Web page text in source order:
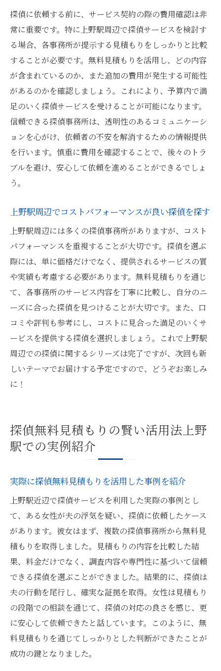
探偵に依頼する前に、サービス契約の際の費用確認は非
常に重要です。特に上野駅周辺で探偵サービスを検討す
る場合、各事務所が提示する見積もりをしっかりと比較
することが必要です。無料見積もりを活用し、どの内容
が含まれているのか、また追加の費用が発生する可能性
があるのかを確認しましょう。これにより、予算内で満
足のいく探偵サービスを受けることが可能になります。
信頼できる探偵事務所は、透明性のあるコミュニケーシ
ョンを心がけ、依頼者の不安を解消するための情報提供
を行います。慎重に費用を確認することで、後々のトラ
ブルを避け、安心して依頼を進めることができるでしょ
う。
上野駅周辺でコストパフォーマンスが良い探偵を探す
上野駅周辺には多くの探偵事務所がありますが、コスト
パフォーマンスを重視することが大切です。探偵を選ぶ
際には、単に価格だけでなく、提供されるサービスの質
や実績も考慮する必要があります。無料見積もりを通じ
て、各事務所のサービス内容を丁寧に比較し、自分のニ
ーズに合った探偵を見つけることが大切です。また、口
コミや評判も参考にし、コストに見合った満足のいくサ
ービスを提供する探偵を選択しましょう。これで上野駅
周辺での探偵に関するシリーズは完了ですが、次回も新
しいテーマでお届けする予定ですので、どうぞお楽しみ
に！
探偵無料見積もりの賢い活用法上野
駅での実例紹介
実際に探偵無料見積もりを活用した事例を紹介
上野駅近辺で探偵サービスを利用した実際の事例とし
て、ある女性が夫の浮気を疑い、探偵に依頼したケース
があります。彼女はまず、複数の探偵事務所から無料見
積もりを取得しました。見積もりの内容を比較した結
果、料金だけでなく、調査内容や専門性に基づいて信頼
できる探偵を選ぶことができました。結果的に、探偵は
夫の行動を尾行し、確実な証拠を取得。女性は見積もり
の段階での相談を通じて、探偵の対応の良さを感じ、更
に安心して依頼できたと話しています。このように、無
料見積もりを通じてしっかりとした判断ができたことが
成功の鍵となりました。